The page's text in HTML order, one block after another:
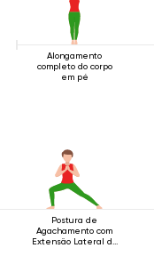
Alongamento
completo do corpo
em pé
Postura de
Agachamento com
Extensão Lateral da